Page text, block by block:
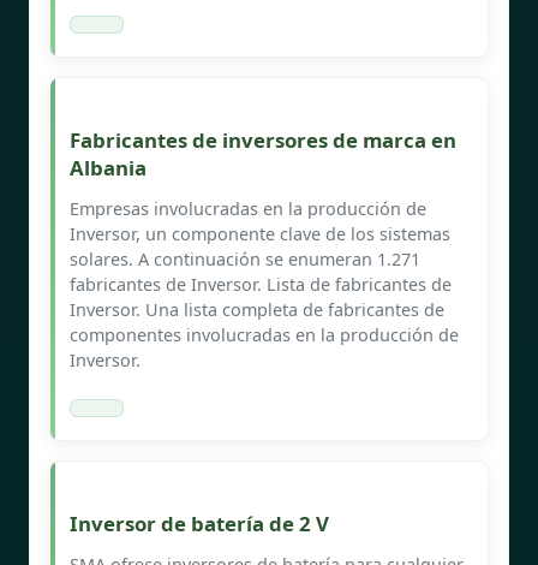
Fabricantes de inversores de marca en
Albania
Empresas involucradas en la producción de
Inversor, un componente clave de los sistemas
solares. A continuación se enumeran 1.271
fabricantes de Inversor. Lista de fabricantes de
Inversor. Una lista completa de fabricantes de
componentes involucradas en la producción de
Inversor.
Inversor de batería de 2 V